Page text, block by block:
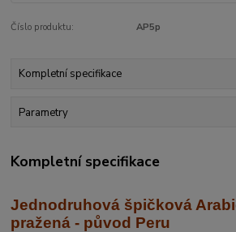
Číslo produktu: AP5p
Kompletní specifikace
Parametry
Kompletní specifikace
Jednodruhová špičková
pražená - původ Peru